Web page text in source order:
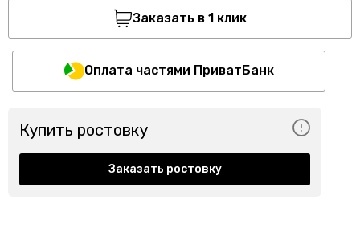
Заказать в 1 клик
Оплата частями ПриватБанк
Купить ростовку
Заказать ростовку